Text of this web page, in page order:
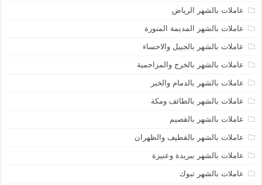
عاملات بالشهر الرياض
عاملات بالشهر المديمة المنورة
عاملات بالشهر بالجبيل والاحساء
عاملات بالشهر بالخرج والمزاحمية
عاملات بالشهر بالدمام والخبر
عاملات بالشهر بالطائف ومكة
عاملات بالشهر بالقصيم
عاملات بالشهر بالقطيف والظهران
عاملات بالشهر ببريدة وعنيزة
عاملات بالشهر تبوك